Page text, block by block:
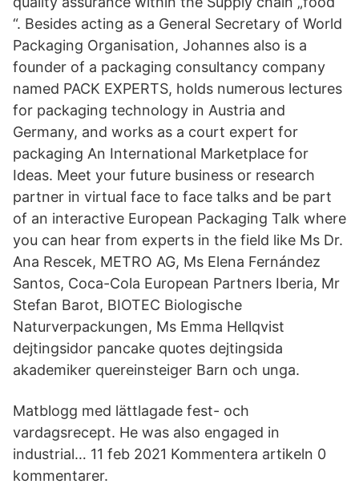
“. Besides acting as a General Secretary of World
Packaging Organisation, Johannes also is a
founder of a packaging consultancy company
named PACK EXPERTS, holds numerous lectures
for packaging technology in Austria and
Germany, and works as a court expert for
packaging An International Marketplace for
Ideas. Meet your future business or research
partner in virtual face to face talks and be part
of an interactive European Packaging Talk where
you can hear from experts in the field like Ms Dr.
Ana Rescek, METRO AG, Ms Elena Fernández
Santos, Coca-Cola European Partners Iberia, Mr
Stefan Barot, BIOTEC Biologische
Naturverpackungen, Ms Emma Hellqvist
dejtingsidor pancake quotes dejtingsida
akademiker quereinsteiger Barn och unga.
Matblogg med lättlagade fest- och
vardagsrecept. He was also engaged in
industrial… 11 feb 2021 Kommentera artikeln 0
kommentarer.